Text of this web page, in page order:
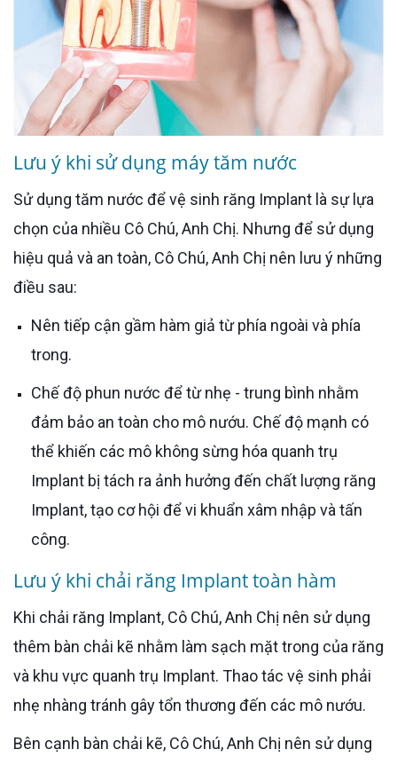
Lưu ý khi sử dụng máy tăm nước
Sử dụng tăm nước để vệ sinh răng Implant là sự lựa
chọn của nhiều Cô Chú, Anh Chị. Nhưng để sử dụng
hiệu quả và an toàn, Cô Chú, Anh Chị nên lưu ý những
điều sau:
Nên tiếp cận gầm hàm giả từ phía ngoài và phía
trong.
Chế độ phun nước để từ nhẹ - trung bình nhằm
đảm bảo an toàn cho mô nướu. Chế độ mạnh có
thể khiến các mô không sừng hóa quanh trụ
Implant bị tách ra ảnh hưởng đến chất lượng răng
Implant, tạo cơ hội để vi khuẩn xâm nhập và tấn
công.
Lưu ý khi chải răng Implant toàn hàm
Khi chải răng Implant, Cô Chú, Anh Chị nên sử dụng
thêm bàn chải kẽ nhằm làm sạch mặt trong của răng
và khu vực quanh trụ Implant. Thao tác vệ sinh phải
nhẹ nhàng tránh gây tổn thương đến các mô nướu.
Bên cạnh bàn chải kẽ, Cô Chú, Anh Chị nên sử dụng